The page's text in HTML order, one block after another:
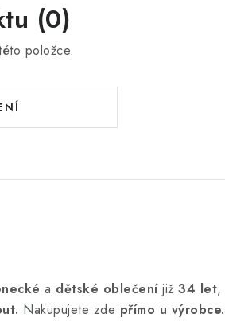
(0)
položce.
a dětské oblečeníjiž 34 let,
Nakupujete zde přímo u výrobce.